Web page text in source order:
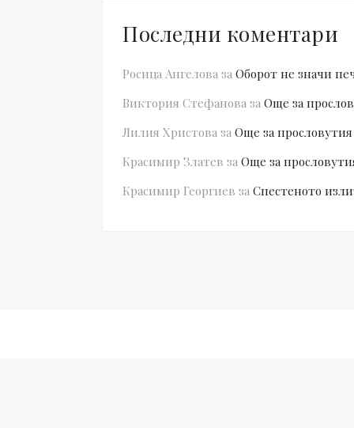
Последни коментари
Росица Ангелова за Оборот не значи
Виктория Стефанова за Още за
Лилия Христова за Още за
Красимир Златев за Още за
Красимир Георгиев за Спестеното